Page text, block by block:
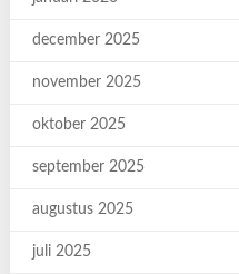
december 2025
november 2025
oktober 2025
september 2025
augustus 2025
juli 2025